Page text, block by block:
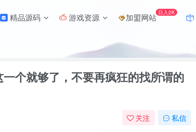
精品源码 游戏资源 加盟网站 日入2K
个就够了，不要再疯狂的找所谓的
关注 私信